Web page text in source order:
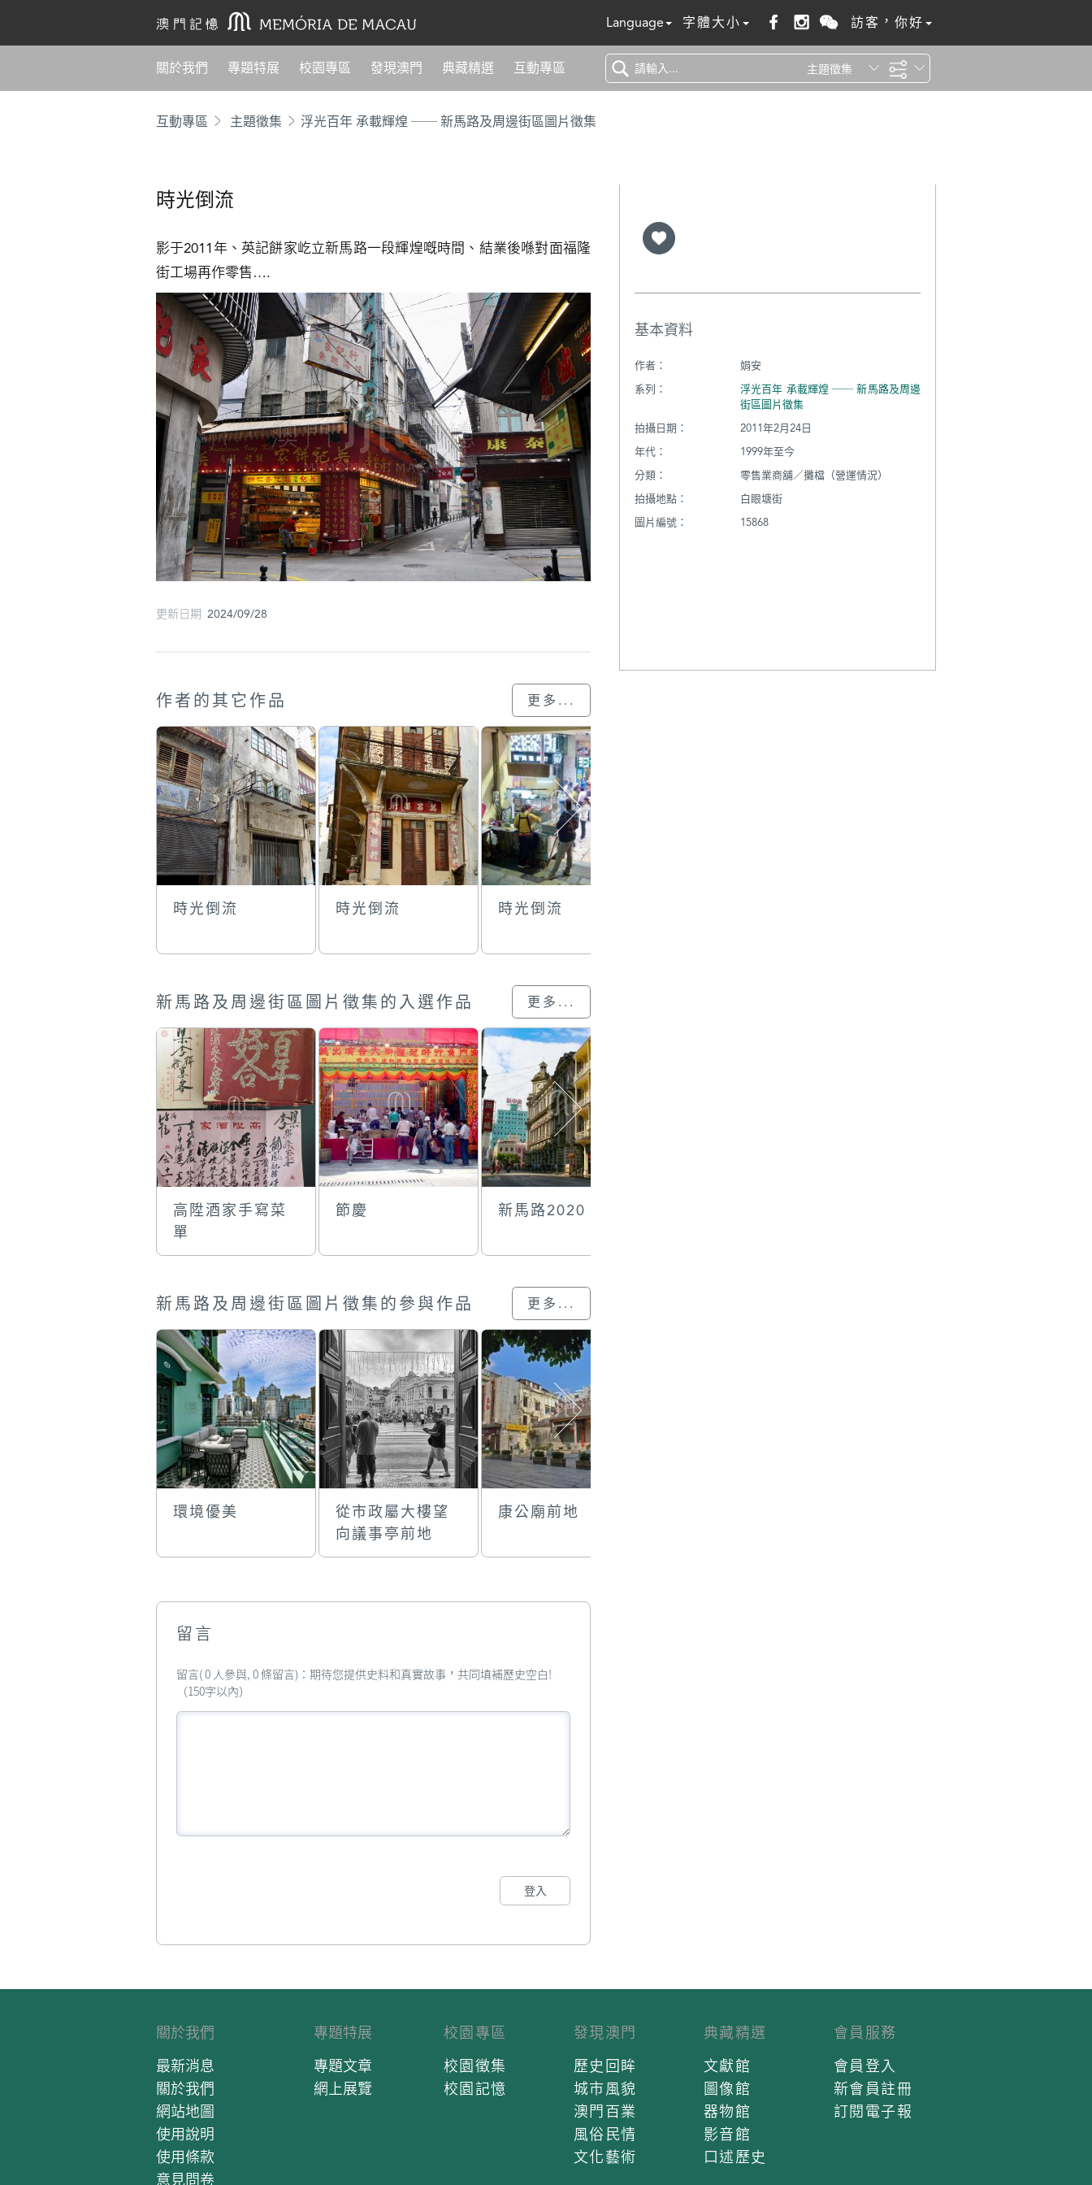
Language 字體大小 訪客，你好
關於我們 專題特展 校園專區 發現澳門 典藏精選 互動專區 主題徵集
互動專區 主題徵集 浮光百年 承載輝煌 ── 新馬路及周邊街區圖片徵集
時光倒流
影于2011年、英記餅家屹立新馬路一段輝煌嘅時間、結業後喺對面福隆
街工場再作零售….
更新日期 2024/09/28
作者的其它作品 更多...
時光倒流 時光倒流 時光倒流
新馬路及周邊街區圖片徵集的入選作品 更多...
高陞酒家手寫菜
單
節慶 新馬路2020
新馬路及周邊街區圖片徵集的參與作品 更多...
環境優美
從市政屬大樓望
向議事亭前地
康公廟前地
留言
留言( 0 人參與, 0 條留言)：期待您提供史料和真實故事，共同填補歷史空白!
（150字以內）
登入
基本資料
作者：
娟安
系列：
浮光百年 承載輝煌 ── 新馬路及周邊
街區圖片徵集
拍攝日期：
2011年2月24日
年代：
1999年至今
分類：
零售業商舖／攤檔（營運情況）
拍攝地點：
白眼塘街
圖片編號：
15868
關於我們
最新消息
關於我們
網站地圖
使用說明
使用條款
意見問卷
專題特展
專題文章
網上展覽
校園專區
校園徵集
校園記憶
發現澳門
歷史回眸
城市風貌
澳門百業
風俗民情
文化藝術
典藏精選
文獻館
圖像館
器物館
影音館
口述歷史
會員服務
會員登入
新會員註冊
訂閱電子報